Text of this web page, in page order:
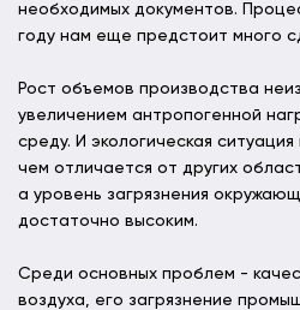
необходимых документов.
году нам еще предстоит много
Рост объемов производства
увеличением антропогенной
среду. И экологическая
чем отличается от других
а уровень загрязнения
достаточно высоким.
Среди основных проблем -
воздуха, его загрязнение